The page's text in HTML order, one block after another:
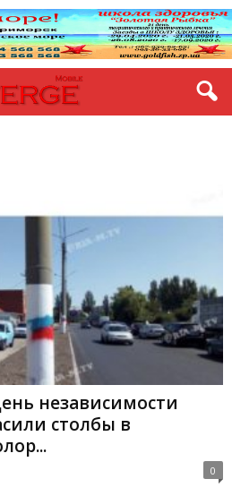
независимости
столбы в
0